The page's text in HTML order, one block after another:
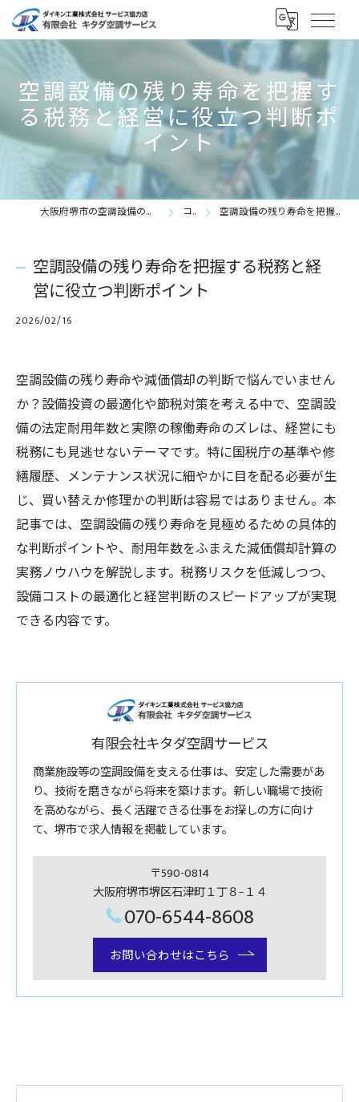
空調設備の残り寿命を把握す
る税務と経営に役立つ判断ポ
イント
大阪府堺市の空調設備の求人なら有限会社キタダ空調サービス コラム 空調設備の残り寿命を把握する税務と経営に役立つ判断ポイント
空調設備の残り寿命を把握する税務と経
営に役立つ判断ポイント
2026/02/16
空調設備の残り寿命や減価償却の判断で悩んでいません
か？設備投資の最適化や節税対策を考える中で、空調設
備の法定耐用年数と実際の稼働寿命のズレは、経営にも
税務にも見逃せないテーマです。特に国税庁の基準や修
繕履歴、メンテナンス状況に細やかに目を配る必要が生
じ、買い替えか修理かの判断は容易ではありません。本
記事では、空調設備の残り寿命を見極めるための具体的
な判断ポイントや、耐用年数をふまえた減価償却計算の
実務ノウハウを解説します。税務リスクを低減しつつ、
設備コストの最適化と経営判断のスピードアップが実現
できる内容です。
有限会社キタダ空調サービス
商業施設等の空調設備を支える仕事は、安定した需要があ
り、技術を磨きながら将来を築けます。新しい職場で技術
を高めながら、長く活躍できる仕事をお探しの方に向け
て、堺市で求人情報を掲載しています。
〒590-0814
大阪府堺市堺区石津町１丁８−１４
070-6544-8608
お問い合わせはこちら